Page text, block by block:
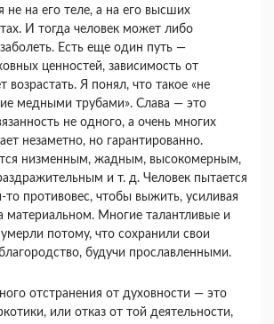
не на его теле, а на его высших
И тогда человек может либо
Есть еще один путь —
ценностей, зависимость от
возрастать. Я понял, что такое «не
медными трубами». Сла­ва — это
не одного, а очень многих
незаметно, но гарантированно.
низменным, жадным, высокомерным,
и т. д. Человек пытается
то противовес, чтобы выжить, усиливая
материальном. Многие талант­ливые и
потому, что со­хранили свои
буду­чи прославленными.
отстранения от духовно­сти — это
или отказ от той деятельности,